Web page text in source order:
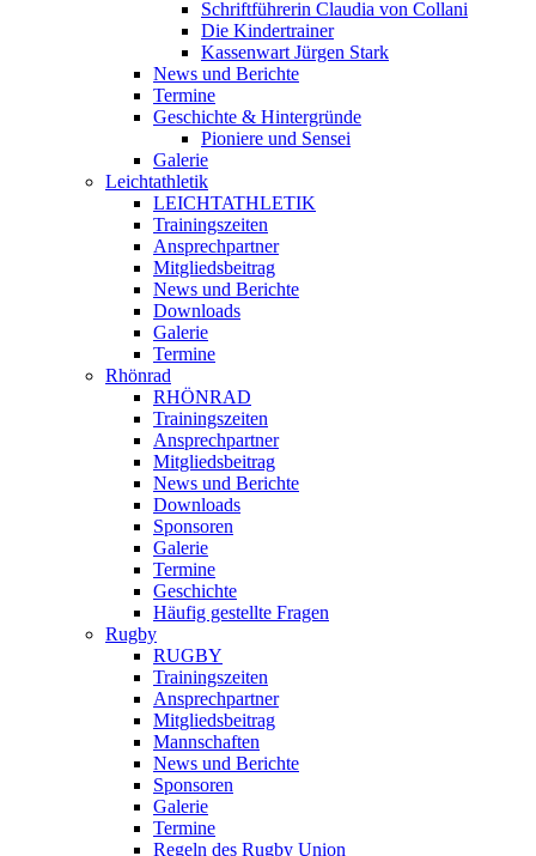
Schriftführerin Claudia von Collani
Die Kindertrainer
Kassenwart Jürgen Stark
News und Berichte
Termine
Geschichte & Hintergründe
Pioniere und Sensei
Galerie
Leichtathletik
LEICHTATHLETIK
Trainingszeiten
Ansprechpartner
Mitgliedsbeitrag
News und Berichte
Downloads
Galerie
Termine
Rhönrad
RHÖNRAD
Trainingszeiten
Ansprechpartner
Mitgliedsbeitrag
News und Berichte
Downloads
Sponsoren
Galerie
Termine
Geschichte
Häufig gestellte Fragen
Rugby
RUGBY
Trainingszeiten
Ansprechpartner
Mitgliedsbeitrag
Mannschaften
News und Berichte
Sponsoren
Galerie
Termine
Regeln des Rugby Union